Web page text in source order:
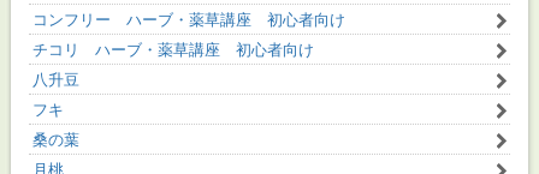
コンフリー ハーブ・薬草講座 初心者向け
チコリ ハーブ・薬草講座 初心者向け
八升豆
フキ
桑の葉
月桃